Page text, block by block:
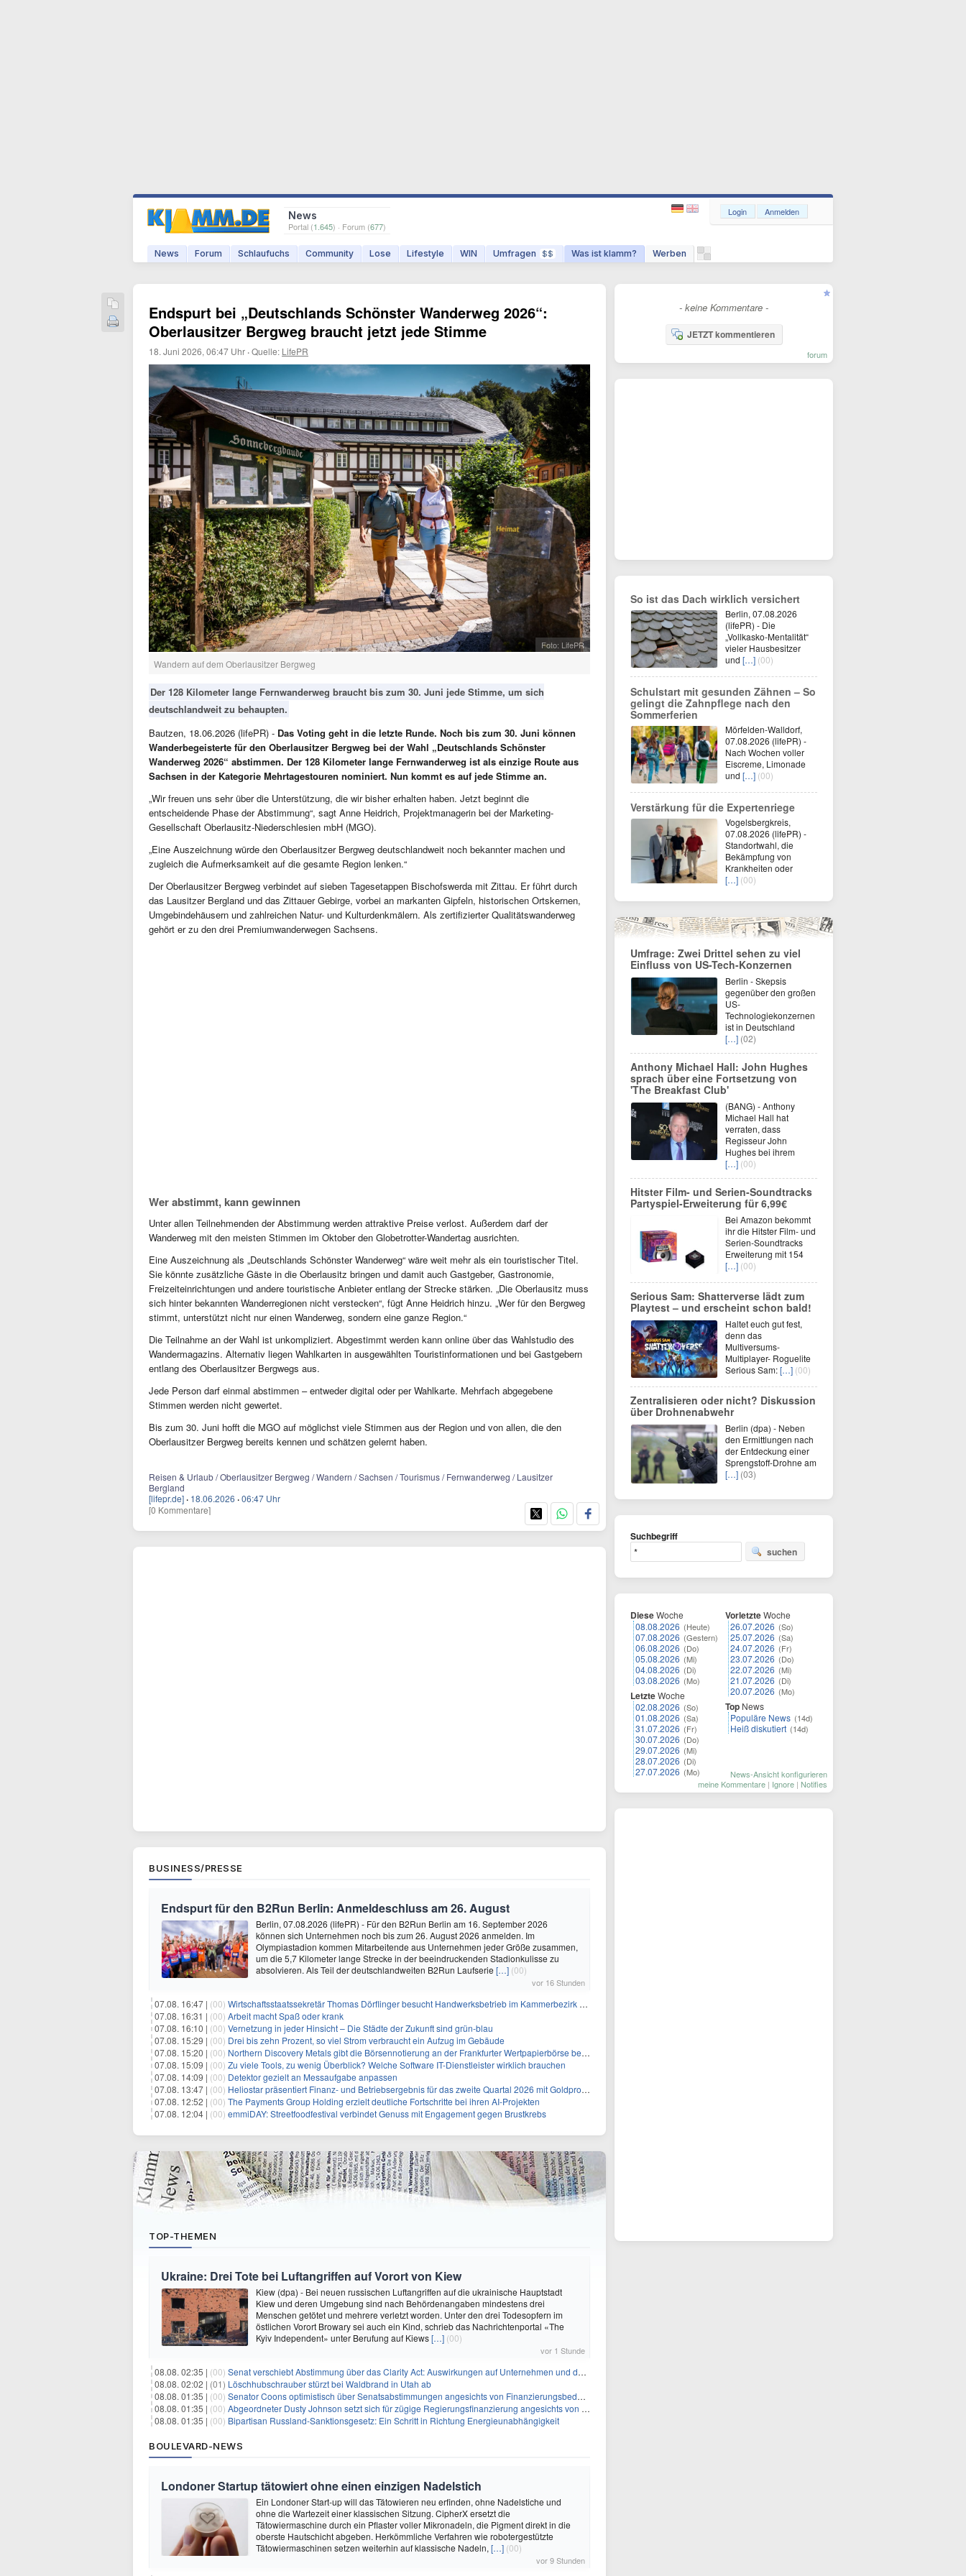
News
Portal (1.645) · Forum (677)
News Forum Schlaufuchs Community Lose Lifestyle WIN Umfragen $$ Was ist klamm? Werben
Login Anmelden
Endspurt bei „Deutschlands Schönster Wanderweg 2026“:
Oberlausitzer Bergweg braucht jetzt jede Stimme
18. Juni 2026, 06:47 Uhr ·Quelle: LifePR
Foto: LifePR
Wandern auf dem Oberlausitzer Bergweg
Der 128 Kilometer lange Fernwanderweg braucht bis zum 30. Juni jede Stimme, um sich
deutschlandweit zu behaupten.
Bautzen, 18.06.2026 (lifePR) - Das Voting geht in die letzte Runde. Noch bis zum 30. Juni können
Wanderbegeisterte für den Oberlausitzer Bergweg bei der Wahl „Deutschlands Schönster
Wanderweg 2026“ abstimmen. Der 128 Kilometer lange Fernwanderweg ist als einzige Route aus
Sachsen in der Kategorie Mehrtagestouren nominiert. Nun kommt es auf jede Stimme an.
„Wir freuen uns sehr über die Unterstützung, die wir bisher erhalten haben. Jetzt beginnt die
entscheidende Phase der Abstimmung“, sagt Anne Heidrich, Projektmanagerin bei der Marketing-
Gesellschaft Oberlausitz-Niederschlesien mbH (MGO).
„Eine Auszeichnung würde den Oberlausitzer Bergweg deutschlandweit noch bekannter machen und
zugleich die Aufmerksamkeit auf die gesamte Region lenken.“
Der Oberlausitzer Bergweg verbindet auf sieben Tagesetappen Bischofswerda mit Zittau. Er führt durch
das Lausitzer Bergland und das Zittauer Gebirge, vorbei an markanten Gipfeln, historischen Ortskernen,
Umgebindehäusern und zahlreichen Natur- und Kulturdenkmälern. Als zertifizierter Qualitätswanderweg
gehört er zu den drei Premiumwanderwegen Sachsens.
Wer abstimmt, kann gewinnen
Unter allen Teilnehmenden der Abstimmung werden attraktive Preise verlost. Außerdem darf der
Wanderweg mit den meisten Stimmen im Oktober den Globetrotter-Wandertag ausrichten.
Eine Auszeichnung als „Deutschlands Schönster Wanderweg“ wäre weit mehr als ein touristischer Titel.
Sie könnte zusätzliche Gäste in die Oberlausitz bringen und damit auch Gastgeber, Gastronomie,
Freizeiteinrichtungen und andere touristische Anbieter entlang der Strecke stärken. „Die Oberlausitz muss
sich hinter bekannten Wanderregionen nicht verstecken“, fügt Anne Heidrich hinzu. „Wer für den Bergweg
stimmt, unterstützt nicht nur einen Wanderweg, sondern eine ganze Region.“
Die Teilnahme an der Wahl ist unkompliziert. Abgestimmt werden kann online über das Wahlstudio des
Wandermagazins. Alternativ liegen Wahlkarten in ausgewählten Touristinformationen und bei Gastgebern
entlang des Oberlausitzer Bergwegs aus.
Jede Person darf einmal abstimmen – entweder digital oder per Wahlkarte. Mehrfach abgegebene
Stimmen werden nicht gewertet.
Bis zum 30. Juni hofft die MGO auf möglichst viele Stimmen aus der Region und von allen, die den
Oberlausitzer Bergweg bereits kennen und schätzen gelernt haben.
Reisen & Urlaub / Oberlausitzer Bergweg / Wandern / Sachsen / Tourismus / Fernwanderweg / Lausitzer
Bergland
[lifepr.de] · 18.06.2026 ·06:47 Uhr
[0 Kommentare]
BUSINESS/PRESSE
Endspurt für den B2Run Berlin: Anmeldeschluss am 26. August
Berlin, 07.08.2026 (lifePR) - Für den B2Run Berlin am 16. September 2026
können sich Unternehmen noch bis zum 26. August 2026 anmelden. Im
Olympiastadion kommen Mitarbeitende aus Unternehmen jeder Größe zusammen,
um die 5,7 Kilometer lange Strecke in der beeindruckenden Stadionkulisse zu
absolvieren. Als Teil der deutschlandweiten B2Run Laufserie […] (00)
vor 16 Stunden
07.08. 16:47 | (00) Wirtschaftsstaatssekretär Thomas Dörflinger besucht Handwerksbetrieb im Kammerbezirk Freiburg
07.08. 16:31 | (00) Arbeit macht Spaß oder krank
07.08. 16:10 | (00) Vernetzung in jeder Hinsicht – Die Städte der Zukunft sind grün-blau
07.08. 15:29 | (00) Drei bis zehn Prozent, so viel Strom verbraucht ein Aufzug im Gebäude
07.08. 15:20 | (00) Northern Discovery Metals gibt die Börsennotierung an der Frankfurter Wertpapierbörse bekannt
07.08. 15:09 | (00) Zu viele Tools, zu wenig Überblick? Welche Software IT-Dienstleister wirklich brauchen
07.08. 14:09 | (00) Detektor gezielt an Messaufgabe anpassen
07.08. 13:47 | (00) Heliostar präsentiert Finanz- und Betriebsergebnis für das zweite Quartal 2026 mit Goldproduktion und Barreserven in Rekordhöhe
07.08. 12:52 | (00) The Payments Group Holding erzielt deutliche Fortschritte bei ihren AI-Projekten
07.08. 12:04 | (00) emmiDAY: Streetfoodfestival verbindet Genuss mit Engagement gegen Brustkrebs
TOP-THEMEN
Ukraine: Drei Tote bei Luftangriffen auf Vorort von Kiew
Kiew (dpa) - Bei neuen russischen Luftangriffen auf die ukrainische Hauptstadt
Kiew und deren Umgebung sind nach Behördenangaben mindestens drei
Menschen getötet und mehrere verletzt worden. Unter den drei Todesopfern im
östlichen Vorort Browary sei auch ein Kind, schrieb das Nachrichtenportal «The
Kyiv Independent» unter Berufung auf Kiews[…] (00)
vor 1 Stunde
08.08. 02:35 | (00) Senat verschiebt Abstimmung über das Clarity Act: Auswirkungen auf Unternehmen und das Vertrauen der Investoren
08.08. 02:02 | (01) Löschhubschrauber stürzt bei Waldbrand in Utah ab
08.08. 01:35 | (00) Senator Coons optimistisch über Senatsabstimmungen angesichts von Finanzierungsbedenken
08.08. 01:35 | (00) Abgeordneter Dusty Johnson setzt sich für zügige Regierungsfinanzierung angesichts von Shutdown-Risiken ein
08.08. 01:35 | (00) Bipartisan Russland-Sanktionsgesetz: Ein Schritt in Richtung Energieunabhängigkeit
BOULEVARD-NEWS
Londoner Startup tätowiert ohne einen einzigen Nadelstich
Ein Londoner Start-up will das Tätowieren neu erfinden, ohne Nadelstiche und
ohne die Wartezeit einer klassischen Sitzung. CipherX ersetzt die
Tätowiermaschine durch ein Pflaster voller Mikronadeln, die Pigment direkt in die
oberste Hautschicht abgeben. Herkömmliche Verfahren wie robotergestützte
Tätowiermaschinen setzen weiterhin auf klassische Nadeln, […] (00)
vor 9 Stunden
- keine Kommentare -
JETZT kommentieren
forum
So ist das Dach wirklich versichert
Berlin, 07.08.2026
(lifePR) - Die
„Vollkasko-Mentalität“
vieler Hausbesitzer
und […] (00)
Schulstart mit gesunden Zähnen – So
gelingt die Zahnpflege nach den
Sommerferien
Mörfelden-Walldorf,
07.08.2026 (lifePR) -
Nach Wochen voller
Eiscreme, Limonade
und […] (00)
Verstärkung für die Expertenriege
Vogelsbergkreis,
07.08.2026 (lifePR) -
Standortwahl, die
Bekämpfung von
Krankheiten oder
[…] (00)
Umfrage: Zwei Drittel sehen zu viel
Einfluss von US-Tech-Konzernen
Berlin - Skepsis
gegenüber den großen
US-
Technologiekonzernen
ist in Deutschland
[…] (02)
Anthony Michael Hall: John Hughes
sprach über eine Fortsetzung von
'The Breakfast Club'
(BANG) - Anthony
Michael Hall hat
verraten, dass
Regisseur John
Hughes bei ihrem
[…] (00)
Hitster Film- und Serien-Soundtracks
Partyspiel-Erweiterung für 6,99€
Bei Amazon bekommt
ihr die Hitster Film- und
Serien-Soundtracks
Erweiterung mit 154
[…] (00)
Serious Sam: Shatterverse lädt zum
Playtest – und erscheint schon bald!
Haltet euch gut fest,
denn das
Multiversums-
Multiplayer- Roguelite
Serious Sam:[…] (00)
Zentralisieren oder nicht? Diskussion
über Drohnenabwehr
Berlin (dpa) - Neben
den Ermittlungen nach
der Entdeckung einer
Sprengstoff-Drohne am
[…] (03)
Suchbegriff
suchen
DieseWoche
08.08.2026 (Heute)
07.08.2026 (Gestern)
06.08.2026 (Do)
05.08.2026 (Mi)
04.08.2026 (Di)
03.08.2026 (Mo)
LetzteWoche
02.08.2026 (So)
01.08.2026 (Sa)
31.07.2026 (Fr)
30.07.2026 (Do)
29.07.2026 (Mi)
28.07.2026 (Di)
27.07.2026 (Mo)
VorletzteWoche
26.07.2026 (So)
25.07.2026 (Sa)
24.07.2026 (Fr)
23.07.2026 (Do)
22.07.2026 (Mi)
21.07.2026 (Di)
20.07.2026 (Mo)
Top News
Populäre News (14d)
Heiß diskutiert (14d)
News-Ansicht konfigurieren
meine Kommentare | Ignore | Notifies